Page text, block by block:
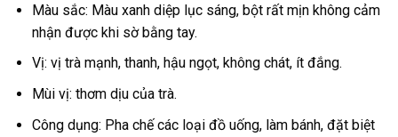
Màu sắc: Màu xanh diệp lục sáng, bột rất mịn không cảm
nhận được khi sờ bằng tay.
Vị: vị trà mạnh, thanh, hậu ngọt, không chát, ít đắng.
Mùi vị: thơm dịu của trà.
Công dụng: Pha chế các loại đồ uống, làm bánh, đặt biệt